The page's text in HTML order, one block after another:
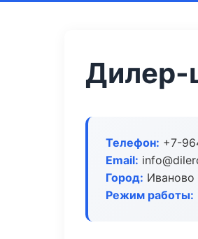
Дилер-
Телефон: +7-
Email:
Город: Иваново
Режим работы: